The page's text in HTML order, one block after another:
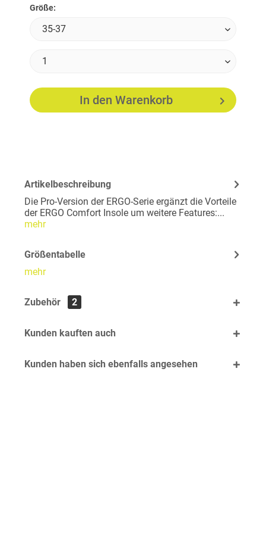
Größe:
In den Warenkorb
Artikelbeschreibung
Die Pro-Version der ERGO-Serie ergänzt die Vorteile
der ERGO Comfort Insole um weitere Features:...
mehr
Größentabelle
mehr
Zubehör 2
Kunden kauften auch
Kunden haben sich ebenfalls angesehen